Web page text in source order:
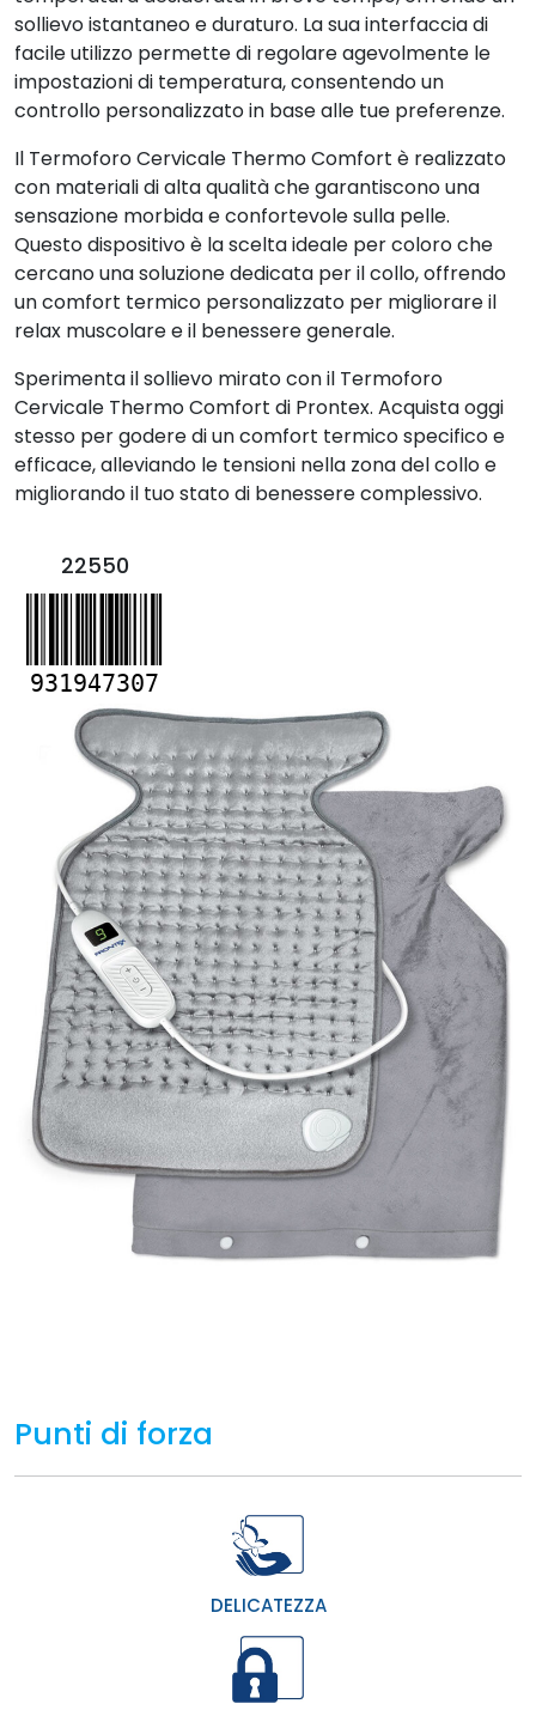
sollievo istantaneo e duraturo. La sua interfaccia di
facile utilizzo permette di regolare agevolmente le
impostazioni di temperatura, consentendo un
controllo personalizzato in base alle tue preferenze.
Il Termoforo Cervicale Thermo Comfort è realizzato
con materiali di alta qualità che garantiscono una
sensazione morbida e confortevole sulla pelle.
Questo dispositivo è la scelta ideale per coloro che
cercano una soluzione dedicata per il collo, offrendo
un comfort termico personalizzato per migliorare il
relax muscolare e il benessere generale.
Sperimenta il sollievo mirato con il Termoforo
Cervicale Thermo Comfort di Prontex. Acquista oggi
stesso per godere di un comfort termico specifico e
efficace, alleviando le tensioni nella zona del collo e
migliorando il tuo stato di benessere complessivo.
22550
931947307
Punti di forza
DELICATEZZA